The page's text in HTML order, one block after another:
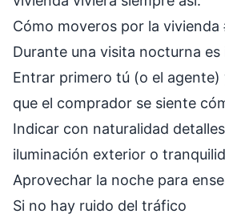
Cómo moveros por la vivienda
Durante una visita nocturna
Entrar primero tú (o el agente)
que el comprador se siente
Indicar con naturalidad
iluminación exterior o
Aprovechar la noche para
Si no hay ruido del tráfico